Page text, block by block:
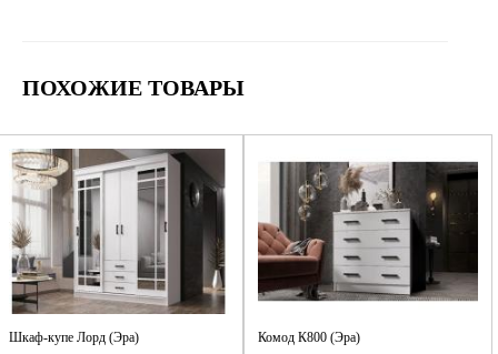
ПОХОЖИЕ ТОВАРЫ
Шкаф-купе Лорд (Эра) Комод К800 (Эра)